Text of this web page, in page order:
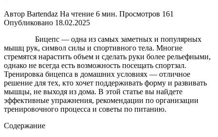
Автор Bartendaz На чтение 6 мин. Просмотров 161
Опубликовано 18.02.2025
Бицепс — одна из самых заметных и популярных
мышц рук, символ силы и спортивного тела. Многие
стремятся нарастить объем и сделать руки более рельефными,
однако не всегда есть возможность посещать спортзал.
Тренировка бицепса в домашних условиях — отличное
решение для тех, кто хочет поддерживать форму и развивать
мышцы, не выходя из дома. В этой статье вы найдете
эффективные упражнения, рекомендации по организации
тренировочного процесса и советы по питанию.
Содержание